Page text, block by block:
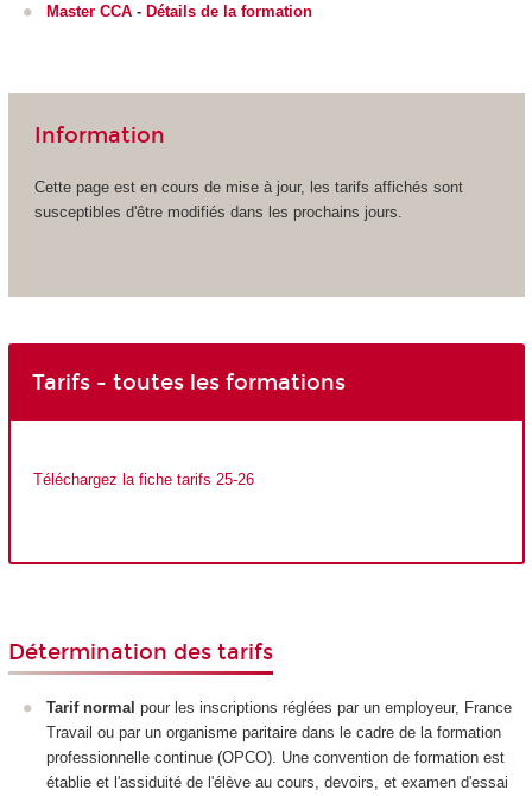
Master CCA - Détails de la formation
Information
Cette page est en cours de mise à jour, les tarifs affichés sont
susceptibles d'être modifiés dans les prochains jours.
Tarifs - toutes les formations
Téléchargez la fiche tarifs 25-26
Détermination des tarifs
Tarif normal pour les inscriptions réglées par un employeur, France
Travail ou par un organisme paritaire dans le cadre de la formation
professionnelle continue (OPCO). Une convention de formation est
établie et l'assiduité de l'élève au cours, devoirs, et examen d'essai